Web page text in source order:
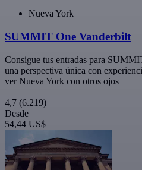
Nueva York
SUMMIT One Vanderbilt
Consigue tus entradas para
una perspectiva única con
ver Nueva York con otros ojos
4,7 (6.219)
Desde
54,44 US$